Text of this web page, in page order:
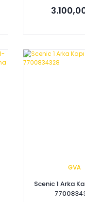
Sepete
GVA
Scenic 1 Arka